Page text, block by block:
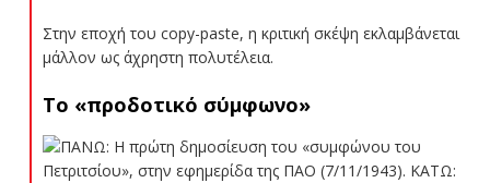
Στην εποχή του copy-paste, η κριτική σκέψη εκλαμβάνεται
μάλλον ως άχρηστη πολυτέλεια.
Το «προδοτικό σύμφωνο»